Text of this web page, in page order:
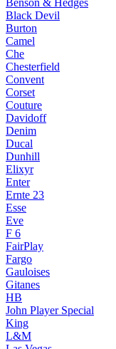
Benson & Hedges
Black Devil
Burton
Camel
Che
Chesterfield
Convent
Corset
Couture
Davidoff
Denim
Ducal
Dunhill
Elixyr
Enter
Ernte 23
Esse
Eve
F 6
FairPlay
Fargo
Gauloises
Gitanes
HB
John Player Special
King
L&M